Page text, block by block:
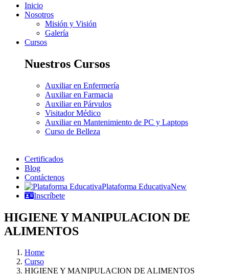
Inicio
Nosotros
Misión y Visión
Galería
Cursos
Nuestros Cursos
Auxiliar en Enfermería
Auxiliar en Farmacia
Auxiliar en Párvulos
Visitador Médico
Auxiliar en Mantenimiento de PC y Laptops
Curso de Belleza
Certificados
Blog
Contáctenos
Plataforma EducativaNew
Inscríbete
HIGIENE Y MANIPULACION DE
ALIMENTOS
Home
Curso
HIGIENE Y MANIPULACION DE ALIMENTOS